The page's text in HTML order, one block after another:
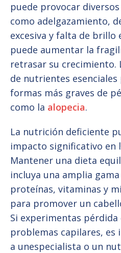
puede provocar
como adelgazamiento,
excesiva y falta de brillo
puede aumentar la
retrasar su
de nutrientes
formas más graves de
como la alopecia.
La nutrición deficiente
impacto significativo en
Mantener una dieta
incluya una amplia
proteínas, vitaminas y
para promover un
Si experimentas pérdida
problemas capilares,
a unespecialista o un